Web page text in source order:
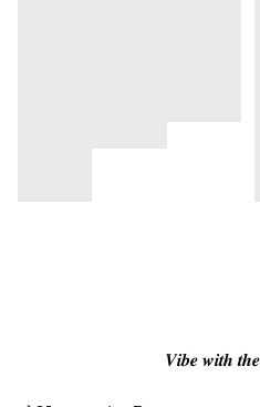
𝑽𝒊𝒃𝒆 𝒘𝒊𝒕𝒉